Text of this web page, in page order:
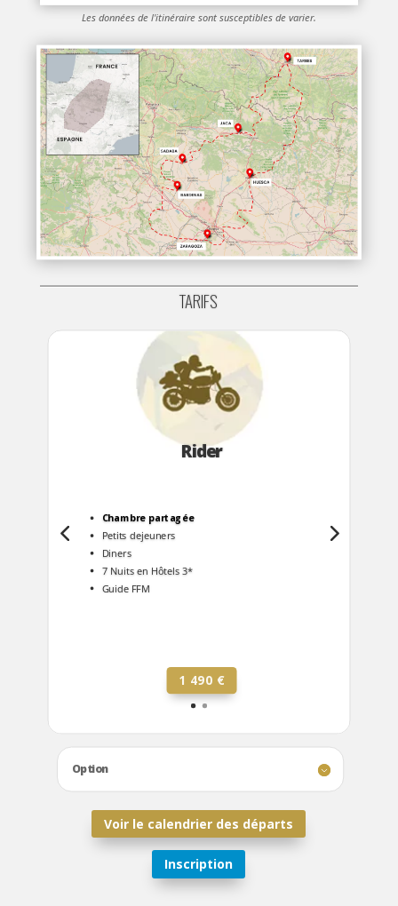
Les données de l'itinéraire sont susceptibles de varier.
TARIFS
Rider
Chambre partagée
Petits dejeuners
Diners
7 Nuits en Hôtels 3*
Guide FFM
1 490 €
Option
Voir le calendrier des départs
Inscription